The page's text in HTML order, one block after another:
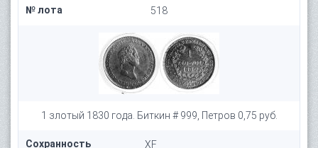
№ лота 518
1 злотый 1830 года. Биткин # 999, Петров 0,75 руб.
Сохранность XF